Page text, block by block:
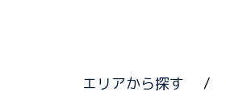
エリアから探す /